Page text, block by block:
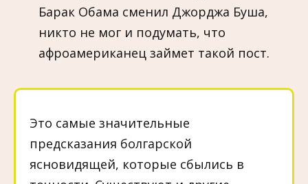
Барак Обама сменил Джорджа Буша,
никто не мог и подумать, что
афроамериканец займет такой пост.
Это самые значительные
предсказания болгарской
ясновидящей, которые сбылись в